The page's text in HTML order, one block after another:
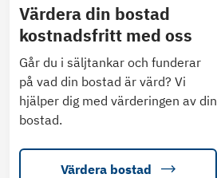
Värdera din bostad
kostnadsfritt med oss
Går du i säljtankar och funderar
på vad din bostad är värd? Vi
hjälper dig med värderingen av din
bostad.
Värdera bostad